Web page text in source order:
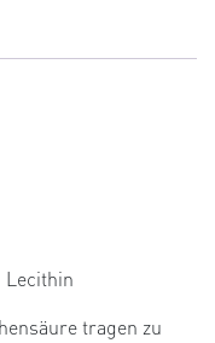
Lecithin
tragen zu